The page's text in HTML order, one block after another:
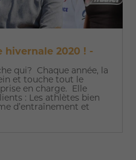
hivernale 2020 ! -
qui? Chaque année, la
et touche tout le
en charge. Elle
: Les athlètes bien
d’entraînement et